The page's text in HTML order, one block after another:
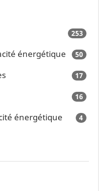
253 results
énergétique 50results
17results
16results
énergétique
4results